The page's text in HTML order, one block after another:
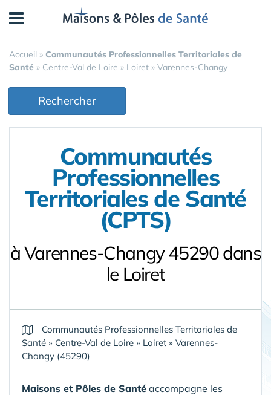
Accueil » Communautés Professionnelles Territoriales de
Santé » Centre-Val de Loire » Loiret » Varennes-Changy
Rechercher
Communautés
Professionnelles
Territoriales de Santé
(CPTS)
à Varennes-Changy 45290 dans
le Loiret
Communautés Professionnelles Territoriales de
Santé » Centre-Val de Loire » Loiret » Varennes-
Changy (45290)
Maisons et Pôles de Santé accompagne les
Panneau de gestion des cookies